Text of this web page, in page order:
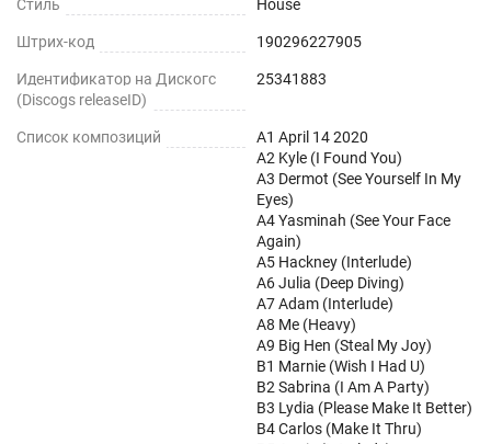
Стиль House
Штрих-код 190296227905
Идентификатор на Дискогс
(Discogs releaseID)
25341883
Список композиций
A1 April 14 2020
A2 Kyle (I Found You)
A3 Dermot (See Yourself In My
Eyes)
A4 Yasminah (See Your Face
Again)
A5 Hackney (Interlude)
A6 Julia (Deep Diving)
A7 Adam (Interlude)
A8 Me (Heavy)
A9 Big Hen (Steal My Joy)
B1 Marnie (Wish I Had U)
B2 Sabrina (I Am A Party)
B3 Lydia (Please Make It Better)
B4 Carlos (Make It Thru)